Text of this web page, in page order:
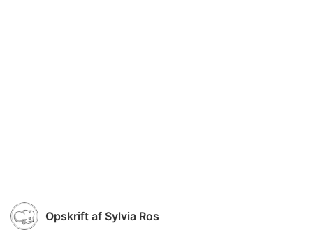
Opskrift af Sylvia Ros